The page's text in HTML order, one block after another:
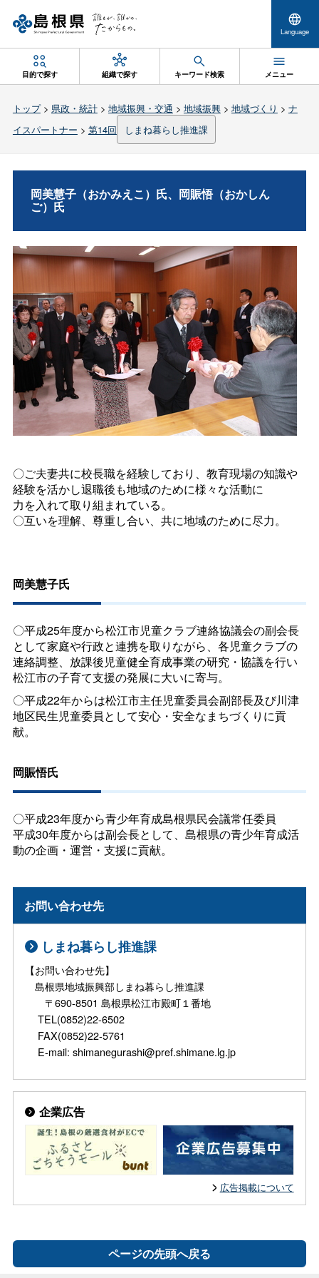
Language
目的で探す 組織で探す キーワード検索 メニュー
トップ> 県政・統計> 地域振興・交通 > 地域振興> 地域づくり > ナ
イスパートナー > 第14回 しまね暮らし推進課
岡美慧子（おかみえこ）氏、岡賑悟（おかしん
ご）氏
〇ご夫妻共に校長職を経験しており、教育現場の知識や
経験を活かし退職後も地域のために様々な活動に
力を入れて取り組まれている。
〇互いを理解、尊重し合い、共に地域のために尽力。
岡美慧子氏
〇平成25年度から松江市児童クラブ連絡協議会の副会長
として家庭や行政と連携を取りながら、各児童クラブの
連絡調整、放課後児童健全育成事業の研究・協議を行い
松江市の子育て支援の発展に大いに寄与。
〇平成22年からは松江市主任児童委員会副部長及び川津
地区民生児童委員として安心・安全なまちづくりに貢
献。
岡賑悟氏
〇平成23年度から青少年育成島根県民会議常任委員
平成30年度からは副会長として、島根県の青少年育成活
動の企画・運営・支援に貢献。
お問い合わせ先
しまね暮らし推進課
【お問い合わせ先】
島根県地域振興部しまね暮らし推進課
〒690-8501 島根県松江市殿町１番地
TEL(0852)22-6502
FAX(0852)22-5761
E-mail: shimanegurashi@pref.shimane.lg.jp
企業広告
広告掲載について
ページの先頭へ戻る